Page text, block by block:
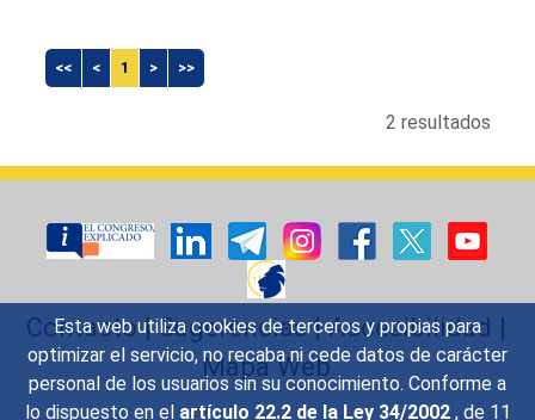
Esta web utiliza cookies de terceros y propias para
optimizar el servicio, no recaba ni cede datos de carácter
personal de los usuarios sin su conocimiento. Conforme a
lo dispuesto en el artículo 22.2 de la Ley 34/2002 , de 11
<< < 1 > >>
2 resultados
Contacto|Sugerencias|Accesibilidad |
Mapa Web